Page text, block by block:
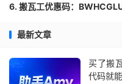
6. 搬瓦工优惠码：
最新文章
买了搬
代码就